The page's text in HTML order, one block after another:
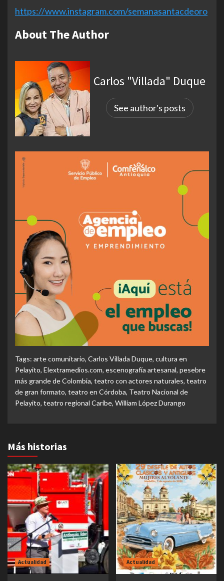
https://www.instagram.com/semanasantacdeoro
About The Author
Carlos "Villada" Duque
See author's posts
Tags: arte comunitario, Carlos Villada Duque, cultura en
Pelayito, Elextramedios.com, escenografía artesanal, pesebre
más grande de Colombia, teatro con actores naturales, teatro
de gran formato, teatro en Córdoba, Teatro Nacional de
Pelayito, teatro regional Caribe, William López Durango
Más historias
Actualidad Actualidad